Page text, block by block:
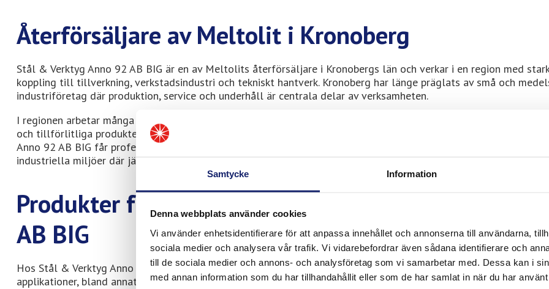
Samtycke Information
Denna webbplats använder cookies
Vi använder enhetsidentifierare för att anpassa innehållet och annonserna till användarna,
sociala medier och analysera vår trafik. Vi vidarebefordrar även sådana identifierare och
till de sociala medier och annons- och analysföretag som vi samarbetar med. Dessa kan i
med annan information som du har tillhandahållit eller som de har samlat in när du har
Återförsäljare av Meltolit i Kronoberg
Stål & Verktyg Anno 92 AB BIG är en av Meltolits återförsäljare i Kronobergs län och verkar i en region med stark
koppling till tillverkning, verkstadsindustri och tekniskt hantverk. Kronoberg har länge präglats av små och
industriföretag där produktion, service och underhåll är centrala delar av verksamheten.
I regionen arbetar många företag inom metallindustri, installation, entreprenad och teknisk service där hållbara
och tillförlitliga produkter är viktiga för att säkerställa stabil drift och effektiva arbetsflöden. Genom Stål &
Anno 92 AB BIG får professionella användare tillgång till produkter från Meltolit utvecklade för praktiska och
industriella miljöer där jämn kvalitet och lång livslängd är viktiga krav.
Produkter från Meltolit hos Stål & Verktyg Anno 92
AB BIG
Hos Stål & Verktyg Anno 92 AB BIG finns produkter från Meltolit för flera typer av tekniska och industriella
applikationer, bland annat inom: